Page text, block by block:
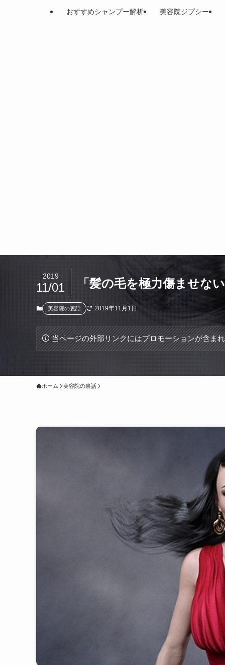
おすすめシャンプー解析 美容院ジプシー
「髪の毛を極力傷ませな
2019
11/01
美容院の裏話 2019年11月1日
当ページの外部リンクにはプロモーションが含ま
ホーム 美容院の裏話